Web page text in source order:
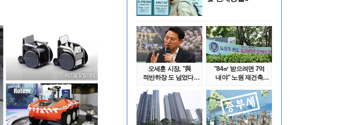
오세훈 시장, "與
적반하장 도 넘었다"
"84㎡ 받으려면 7억
내야" 노원 재건축